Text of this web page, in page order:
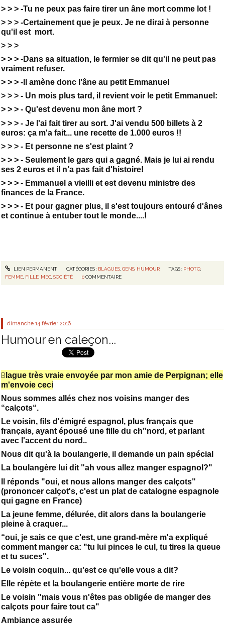
> > > -Tu ne peux pas faire tirer un âne mort comme lot !
> > > -Certainement que je peux. Je ne dirai à personne
qu'il est mort.
> > >
> > > -Dans sa situation, le fermier se dit qu'il ne peut pas
vraiment refuser.
> > > -Il amène donc l'âne au petit Emmanuel
> > > - Un mois plus tard, il revient voir le petit Emmanuel:
> > > - Qu'est devenu mon âne mort ?
> > > - Je l'ai fait tirer au sort. J'ai vendu 500 billets à 2
euros: ça m'a fait... une recette de 1.000 euros !!
> > > - Et personne ne s'est plaint ?
> > > - Seulement le gars qui a gagné. Mais je lui ai rendu
ses 2 euros et il n’a pas fait d'histoire!
> > > - Emmanuel a vieilli et est devenu ministre des
finances de la France.
> > > - Et pour gagner plus, il s'est toujours entouré d'ânes
et continue à entuber tout le monde....!
LIEN PERMANENT CATÉGORIES : BLAGUES, GENS, HUMOUR TAGS : PHOTO
FEMME FILLE MEC ,SOCIÉTÉ 0 COMMENTAIRE
dimanche 14 février 2016
Humour en caleçon...
B lague très vraie envoyée par mon amie de Perpignan; elle
m'envoie ceci
Nous sommes allés chez nos voisins manger des
“calçots“.
Le voisin, fils d'émigré espagnol, plus français que
français, ayant épousé une fille du ch"nord, et parlant
avec l'accent du nord..
Nous dit qu'à la boulangerie, il demande un pain spécial
La boulangère lui dit "ah vous allez manger espagnol?"
Il réponds "oui, et nous allons manger des calçots"
(prononcer calçot's, c'est un plat de catalogne espagnole
qui gagne en France)
La jeune femme, délurée, dit alors dans la boulangerie
pleine à craquer...
“oui, je sais ce que c'est, une grand-mère m'a expliqué
comment manger ca: "tu lui pinces le cul, tu tires la queue
et tu suces".
Le voisin coquin... qu'est ce qu'elle vous a dit?
Elle répète et la boulangerie entière morte de rire
Le voisin "mais vous n'êtes pas obligée de manger des
calçots pour faire tout ca"
Ambiance assurée